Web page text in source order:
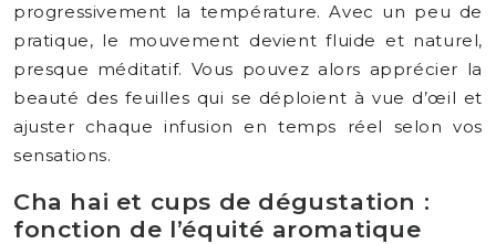
progressivement la température. Avec un peu de
pratique, le mouvement devient fluide et naturel,
presque méditatif. Vous pouvez alors apprécier la
beauté des feuilles qui se déploient à vue d’œil et
ajuster chaque infusion en temps réel selon vos
sensations.
Cha hai et cups de dégustation :
fonction de l’équité aromatique